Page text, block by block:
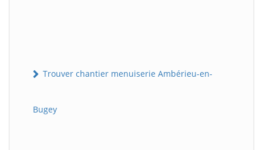
Trouver chantier menuiserie Ambérieu-en-
Bugey